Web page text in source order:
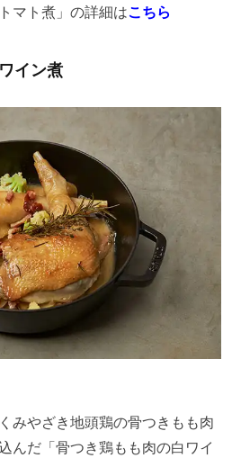
マト煮」の詳細はこちら
イン煮
みやざき地頭鶏の骨つきもも肉
んだ「骨つき鶏もも肉の白ワイ